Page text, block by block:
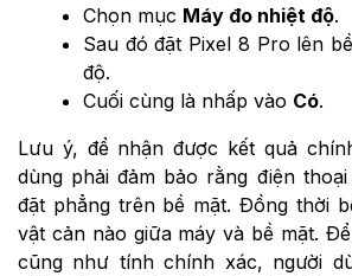
Chọn mục Máy đo nhiệt độ.
Sau đó đặt Pixel 8 Pro lên
độ.
Cuối cùng là nhấp vào Có.
Lưu ý, để nhận được kết quả
dùng phải đảm bảo rằng điện
đặt phẳng trên bề mặt. Đồng thời
vật cản nào giữa máy và bề mặt.
cũng như tính chính xác, người